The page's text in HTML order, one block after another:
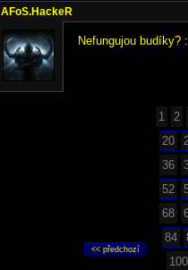
AFoS.HackeR
Nefungujou budíky?
1 2
20
36
52
68
84
100